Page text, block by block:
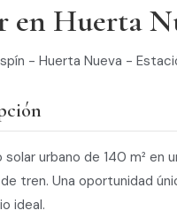
en Huerta
- Huerta Nueva -
urbano de 140 m² en
tren. Una oportunidad
ideal.